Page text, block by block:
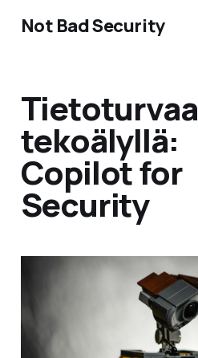
Not Bad Security
Tietoturvaa
tekoälyllä:
Copilot for
Security